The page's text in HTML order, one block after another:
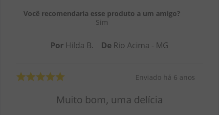
Você recomendaria esse produto a um amigo?
Sim
Por Hilda B. De Rio Acima - MG
Enviado há 6 anos
Muito bom, uma delícia